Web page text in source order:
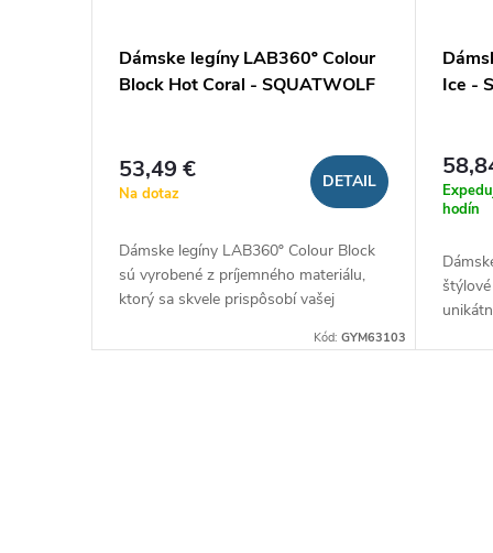
Dámske legíny LAB360º Colour
Block Hot Coral - SQUATWOLF
53,49 €
Na dotaz
DETAIL
Dámske legíny LAB360º Colour Block
sú vyrobené z príjemného materiálu,
ktorý sa skvele prispôsobí vašej
ktorému zvýraznia vaše vypracované...
Kód:GYM63103
Ice -
hodín